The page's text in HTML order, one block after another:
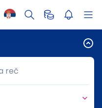
reč
reč